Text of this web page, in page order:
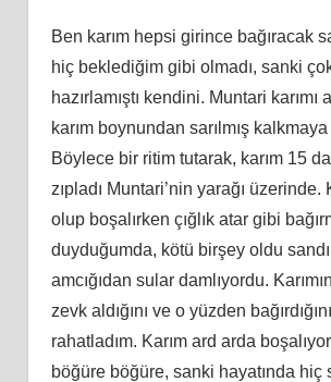
Ben karım hepsi girince bağıracak
hiç beklediğim gibi olmadı, sanki
hazırlamıştı kendini. Muntari karımı
karım boynundan sarılmış kalkmaya
Böylece bir ritim tutarak, karım 15
zıpladı Muntari’nin yarağı üzerinde.
olup boşalırken çığlık atar gibi
duyduğumda, kötü birşey oldu
amcığıdan sular damlıyordu.
zevk aldığını ve o yüzden
rahatladım. Karım ard arda
böğüre böğüre, sanki hayatında hiç